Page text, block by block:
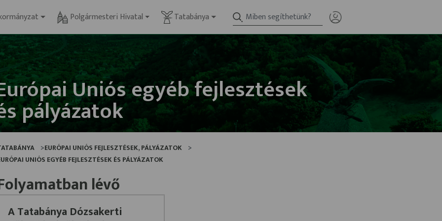
Polgármesteri Hivatal Tatabánya
Uniós egyéb fejlesztések
pályázatok
EURÓPAI UNIÓS FEJLESZTÉSEK, PÁLYÁZATOK
UNIÓS EGYÉB FEJLESZTÉSEK ÉS PÁLYÁZATOK
lévő
A Tatabánya Dózsakerti